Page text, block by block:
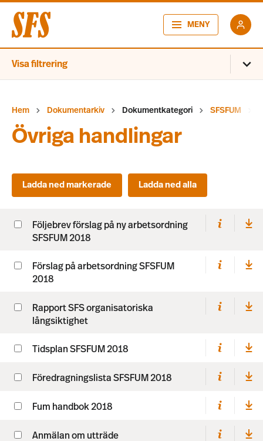
MENY
Visa filtrering
Hem Dokumentarkiv Dokumentkategori SFSFUM
Övriga handlingar
Följebrev förslag på ny arbetsordning
SFSFUM 2018
Förslag på arbetsordning SFSFUM
2018
Rapport SFS organisatoriska
långsiktighet
Tidsplan SFSFUM 2018
Föredragningslista SFSFUM 2018
Fum handbok 2018
Anmälan om utträde